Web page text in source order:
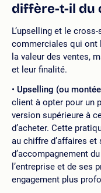
diffère-t-il du
L’upselling et le
commerciales qui ont
la valeur des ventes,
et leur finalité.
Upselling (ou
client à opter pour un
version supérieure à
d’acheter. Cette
au chiffre d’affaires et
d’accompagnement
l’entreprise et de ses
engagement plus